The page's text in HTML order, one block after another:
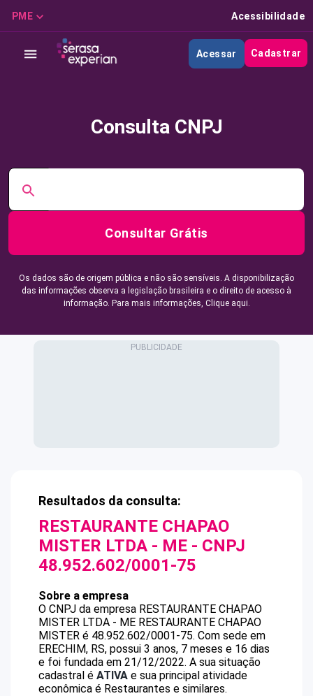
PME Acessibilidade
Acessar Cadastrar
Consulta CNPJ
Consultar Grátis
Os dados são de origem pública e não são sensíveis. A disponibilização
das informações observa a legislação brasileira e o direito de acesso à
informação. Para mais informações, Clique aqui.
Resultados da consulta:
RESTAURANTE CHAPAO
MISTER LTDA - ME - CNPJ
48.952.602/0001-75
Sobre a empresa
O CNPJ da empresa RESTAURANTE CHAPAO
MISTER LTDA - ME RESTAURANTE CHAPAO
MISTER é 48.952.602/0001-75. Com sede em
ERECHIM, RS, possui 3 anos, 7 meses e 16 dias
e foi fundada em 21/12/2022. A sua situação
cadastral é ATIVA e sua principal atividade
econômica é Restaurantes e similares.